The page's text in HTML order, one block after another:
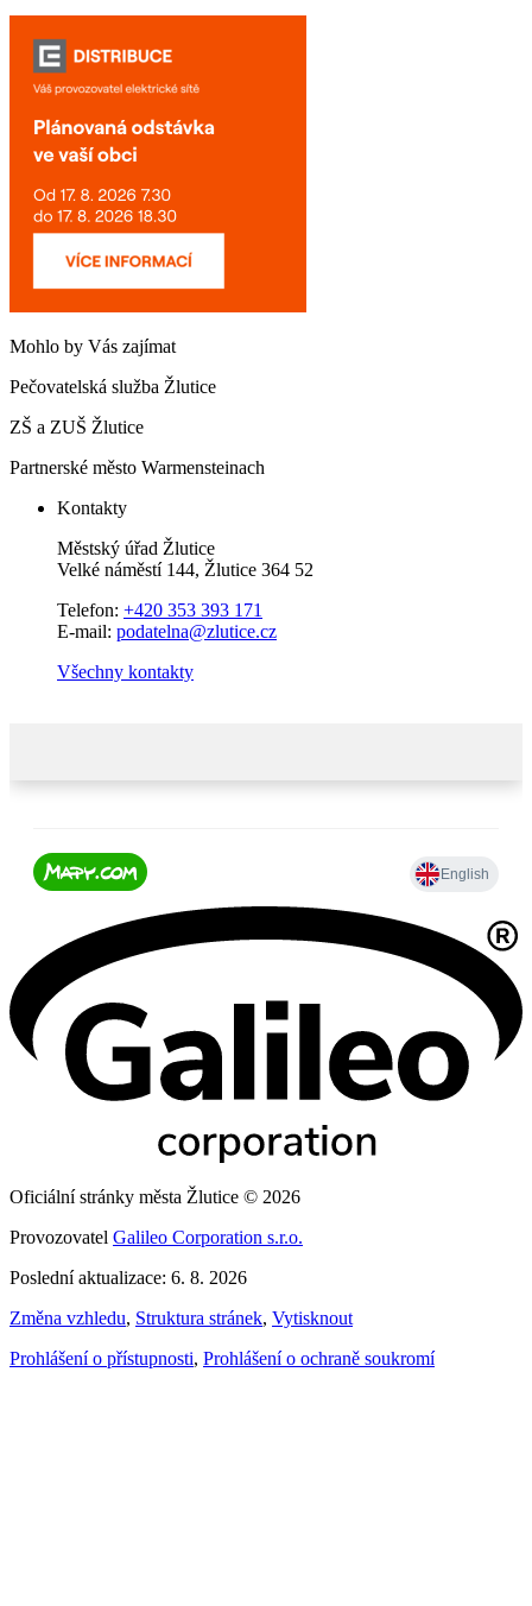
Mohlo by Vás zajímat
Pečovatelská služba Žlutice
ZŠ a ZUŠ Žlutice
Partnerské město Warmensteinach
Kontakty
Městský úřad Žlutice
Velké náměstí 144, Žlutice 364 52
Telefon: +420 353 393 171
E-mail: podatelna@zlutice.cz
Všechny kontakty
Oficiální stránky města Žlutice © 2026
Provozovatel Galileo Corporation s.r.o.
Poslední aktualizace: 6. 8. 2026
Změna vzhledu, Struktura stránek, Vytisknout
Prohlášení o přístupnosti, Prohlášení o ochraně soukromí